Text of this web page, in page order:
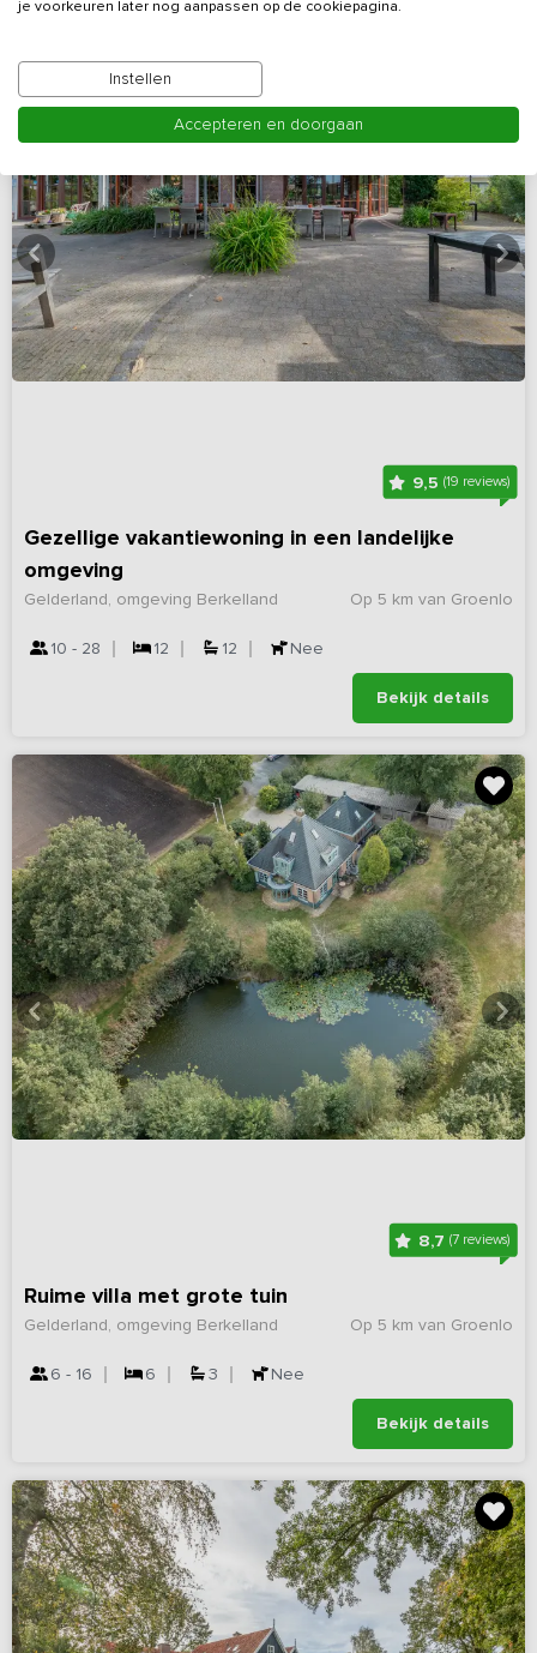
9,5(19 reviews)
Gezellige vakantiewoning in een landelijke
omgeving
Op 5 km van Groenlo
Gelderland, omgeving Berkelland
10 - 28 12 12 Nee
Bekijk details
8,7(7 reviews)
Ruime villa met grote tuin
Op 5 km van Groenlo
Gelderland, omgeving Berkelland
6 - 16 6 3 Nee
Bekijk details
je voorkeuren later nog aanpassen op de cookiepagina.
Instellen
Accepteren en doorgaan